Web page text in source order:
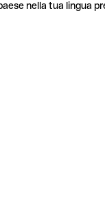
nella tua lingua